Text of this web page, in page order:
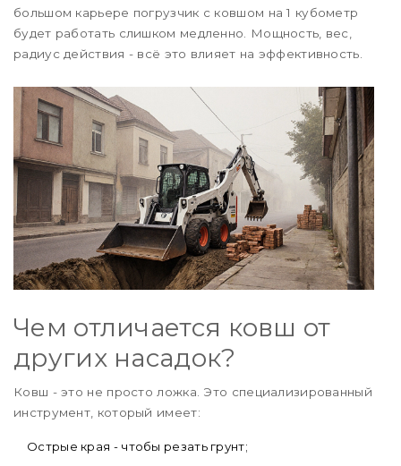
большом карьере погрузчик с ковшом на 1 кубометр
будет работать слишком медленно. Мощность, вес,
радиус действия - всё это влияет на эффективность.
Чем отличается ковш от
других насадок?
Ковш - это не просто ложка. Это специализированный
инструмент, который имеет:
Острые края - чтобы резать грунт;